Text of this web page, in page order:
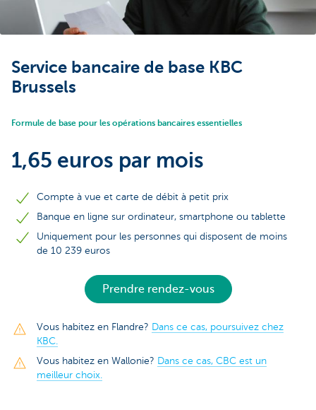
Brussels
Service bancaire de base KBC
Brussels
Formule de base pour les opérations bancaires essentielles
1,65 euros par mois
Compte à vue et carte de débit à petit prix
Banque en ligne sur ordinateur, smartphone ou tablette
Uniquement pour les personnes qui disposent de moins
de 10 239 euros
Prendre rendez-vous
Vous habitez en Flandre? Dans ce cas, poursuivez chez
KBC.
Vous habitez en Wallonie? Dans ce cas, CBC est un
meilleur choix.